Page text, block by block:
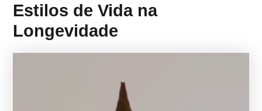
Estilos de Vida na
Longevidade